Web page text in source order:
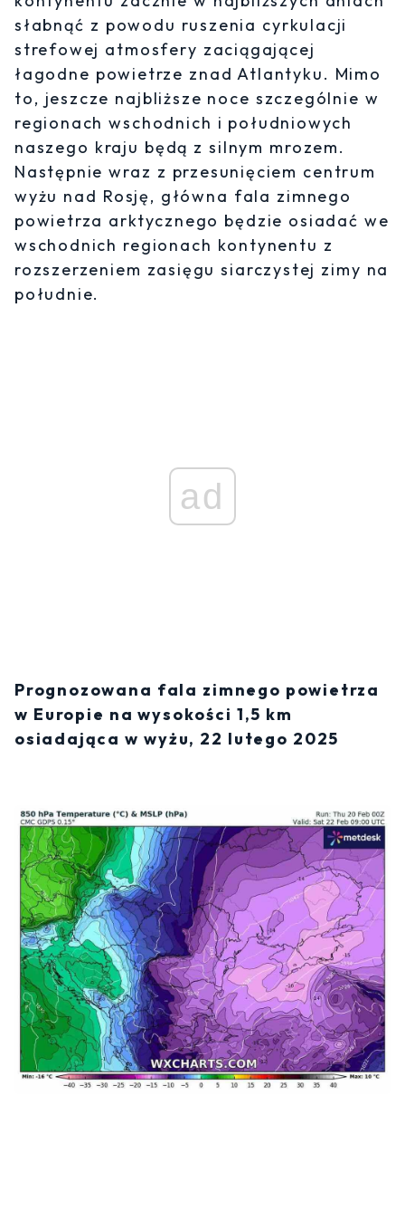
słabnąć z powodu ruszenia cyrkulacji
strefowej atmosfery zaciągającej
łagodne powietrze znad Atlantyku. Mimo
to, jeszcze najbliższe noce szczególnie w
regionach wschodnich i południowych
naszego kraju będą z silnym mrozem.
Następnie wraz z przesunięciem centrum
wyżu nad Rosję, główna fala zimnego
powietrza arktycznego będzie osiadać we
wschodnich regionach kontynentu z
rozszerzeniem zasięgu siarczystej zimy na
południe.
ad
Prognozowana fala zimnego powietrza
w Europie na wysokości 1,5 km
osiadająca w wyżu, 22 lutego 2025